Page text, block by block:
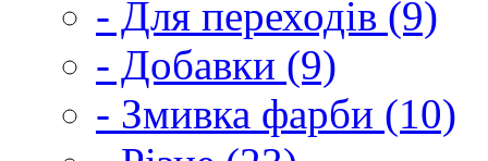
- Для переходів (9)
- Добавки (9)
- Змивка фарби (10)